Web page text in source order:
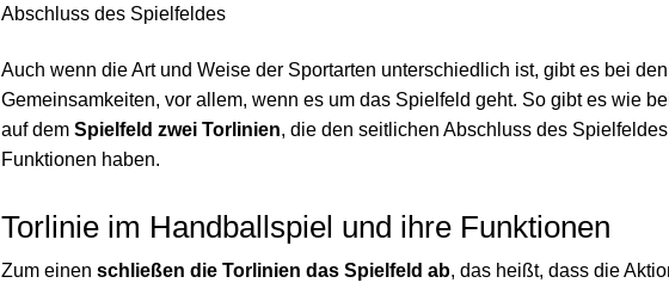
Abschluss des Spielfeldes
Auch wenn die Art und Weise der Sportarten unterschiedlich ist, gibt es bei
Gemeinsamkeiten, vor allem, wenn es um das Spielfeld geht. So gibt es wie
auf dem Spielfeld zwei Torlinien, die den seitlichen Abschluss des
Funktionen haben.
Torlinie im Handballspiel und ihre Funktionen
Zum einen schließen die Torlinien das Spielfeld ab, das heißt, dass die